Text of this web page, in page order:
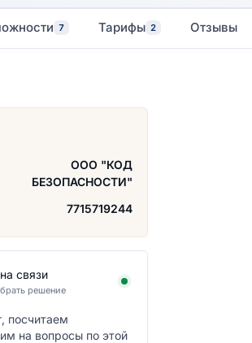
7 Тарифы 2 Отзывы
ООО "КОД
БЕЗОПАСНОСТИ"
7715719244
связи
решение
посчитаем
на вопросы по этой